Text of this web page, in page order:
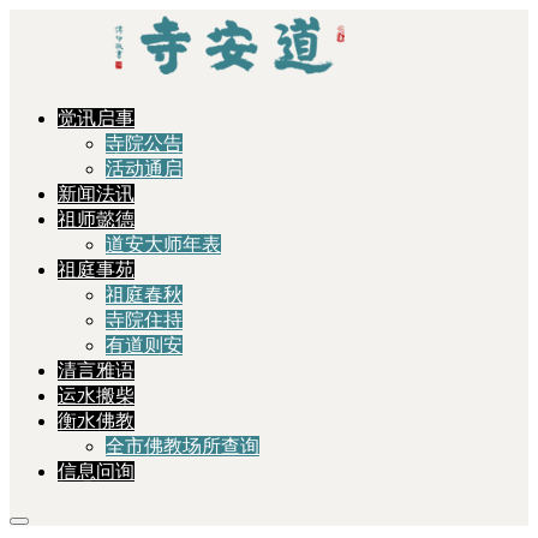
觉讯启事
寺院公告
活动通启
新闻法讯
祖师懿德
道安大师年表
祖庭事苑
祖庭春秋
寺院住持
有道则安
清言雅语
运水搬柴
衡水佛教
全市佛教场所查询
信息问询